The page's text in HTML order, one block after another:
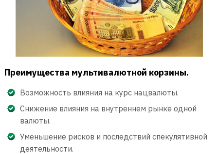
Преимущества мультивалютной корзины.
Возможность влияния на курс нацвалюты.
Снижение влияния на внутреннем рынке одной
валюты.
Уменьшение рисков и последствий спекулятивной
деятельности.